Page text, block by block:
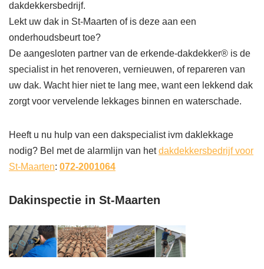
dakdekkersbedrijf.
Lekt uw dak in St-Maarten of is deze aan een
onderhoudsbeurt toe?
De aangesloten partner van de erkende-dakdekker® is de
specialist in het renoveren, vernieuwen, of repareren van
uw dak. Wacht hier niet te lang mee, want een lekkend dak
zorgt voor vervelende lekkages binnen en waterschade.
Heeft u nu hulp van een dakspecialist ivm daklekkage
nodig? Bel met de alarmlijn van hetdakdekkersbedrijf voor
St-Maarten: 072-2001064
Dakinspectie in St-Maarten